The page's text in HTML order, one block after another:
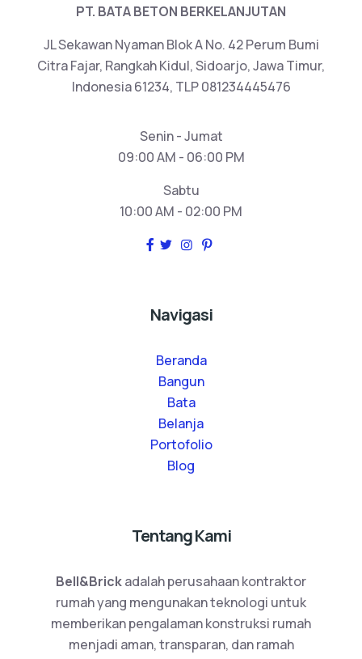
PT. BATA BETON BERKELANJUTAN
JL Sekawan Nyaman Blok A No. 42 Perum Bumi
Citra Fajar, Rangkah Kidul, Sidoarjo, Jawa Timur,
Indonesia 61234, TLP 081234445476
Senin - Jumat
09:00 AM - 06:00 PM
Sabtu
10:00 AM - 02:00 PM
Navigasi
Beranda
Bangun
Bata
Belanja
Portofolio
Blog
Tentang Kami
Bell&Brickadalah perusahaan kontraktor
rumah yang mengunakan teknologi untuk
memberikan pengalaman konstruksi rumah
menjadi aman, transparan, dan ramah